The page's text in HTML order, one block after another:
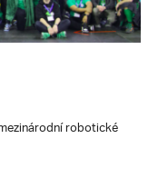
robotické